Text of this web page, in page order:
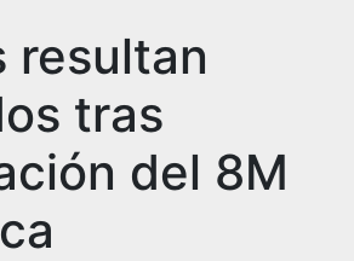
resultan
tras
del 8M